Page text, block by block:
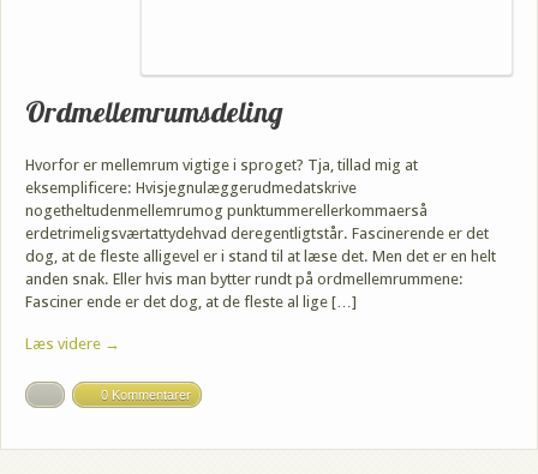
Ordmellemrumsdeling
Hvorfor er mellemrum vigtige i sproget? Tja, tillad mig at
eksemplificere: Hvisjegnulæggerudmedatskrive
nogetheltudenmellemrumog punktummerellerkommaerså
erdetrimeligsværtattydehvad deregentligtstår. Fascinerende er det
dog, at de fleste alligevel er i stand til at læse det. Men det er en helt
anden snak. Eller hvis man bytter rundt på ordmellemrummene:
Fasciner ende er det dog, at de fleste al lige […]
Læs videre →
0 Kommentarer